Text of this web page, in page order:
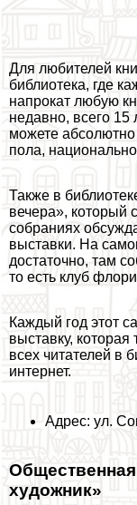
Для любителей
библиотека, где
напрокат любую
недавно, всего 15
можете абсолютно
пола,
Также в
вечера», который
собраниях
выставки. На
достаточно, там
то есть клуб
Каждый год этот
выставку,
всех читателей в
интернет.
Адрес: ул.
художник»